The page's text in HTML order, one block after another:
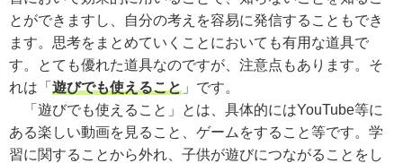
とができますし、自分の考えを容易に発信することもでき
ます。思考をまとめていくことにおいても有用な道具で
す。とても優れた道具なのですが、注意点もあります。そ
れは「 遊びでも使えること 」です。
「遊びでも使えること」とは、具体的にはYouTube等に
ある楽しい動画を見ること、ゲームをすること等です。学
習に関することから外れ、子供が遊びにつながることをし